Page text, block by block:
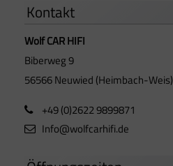
Kontakt
Wolf CAR HIFI
Biberweg 9
56566 Neuwied (Heimbach-Weis)
+49 (0)2622 9899871
Info@wolfcarhifi.de